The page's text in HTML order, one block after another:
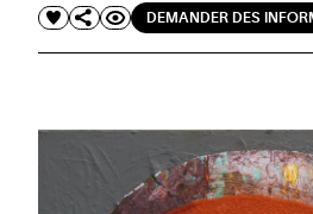
DEMANDER DES